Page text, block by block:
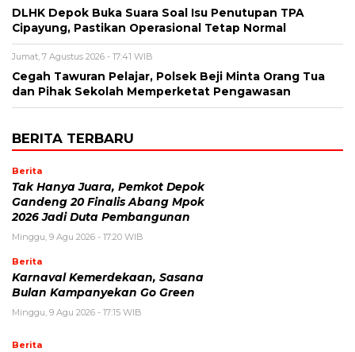
DLHK Depok Buka Suara Soal Isu Penutupan TPA
Cipayung, Pastikan Operasional Tetap Normal
Jumat, 7 Agustus 2026 - 17:41 WIB
Cegah Tawuran Pelajar, Polsek Beji Minta Orang Tua
dan Pihak Sekolah Memperketat Pengawasan
BERITA TERBARU
Berita
Tak Hanya Juara, Pemkot Depok
Gandeng 20 Finalis Abang Mpok
2026 Jadi Duta Pembangunan
Minggu, 9 Agu 2026 - 17:20 WIB
Berita
Karnaval Kemerdekaan, Sasana
Bulan Kampanyekan Go Green
Minggu, 9 Agu 2026 - 17:15 WIB
Berita